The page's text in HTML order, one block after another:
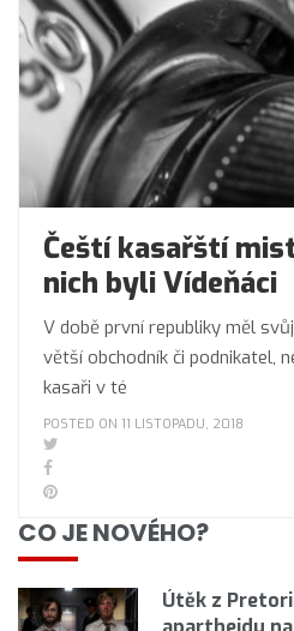
Čeští kasařští
nich byli Vídeňáci
V době první republiky měl
větší obchodník či podnikatel,
kasaři v té
POSTED ON 11 LISTOPADU, 2018
CO JE NOVÉHO?
Útěk z